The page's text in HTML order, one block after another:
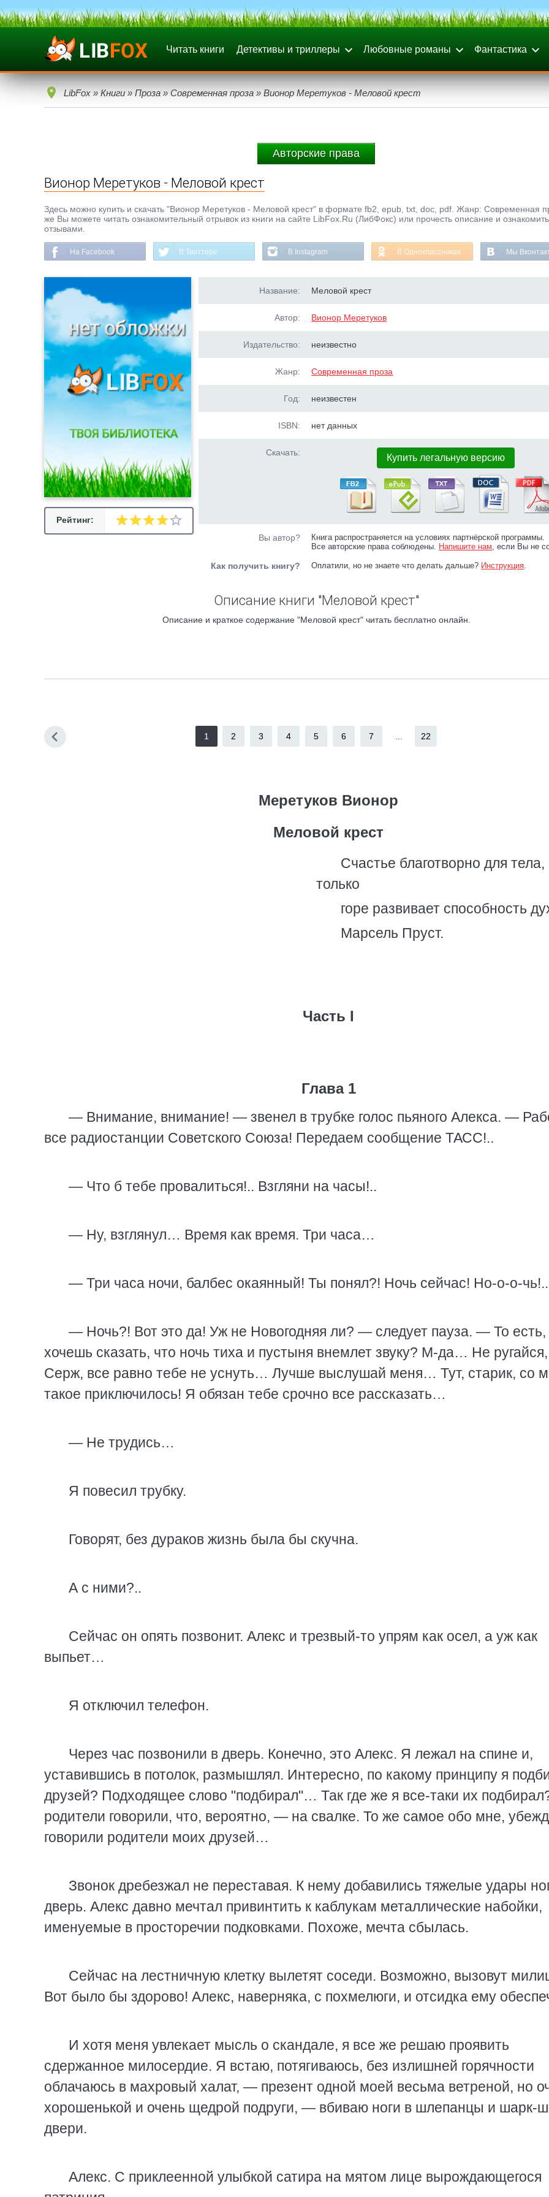
Читать книги Детективы и триллеры Любовные романы Фантастика
LibFox » Книги » Проза » Современная проза » Вионор Меретуков - Меловой крест
Авторские права
Вионор Меретуков - Меловой крест
Здесь можно купить и скачать "Вионор Меретуков - Меловой крест" в формате fb2, epub, txt, doc, pdf. Жанр: Современная
же Вы можете читать ознакомительный отрывок из книги на сайте LibFox.Ru (ЛибФокс) или прочесть описание и
отзывами.
На Facebook В Твиттере В Instagram В Одноклассниках Мы
Рейтинг:
Название: Меловой крест
Автор: Вионор Меретуков
Издательство: неизвестно
Жанр: Современная проза
Год: неизвестен
ISBN: нет данных
Скачать: Купить легальную версию
Вы автор?
Книга распространяется на условиях партнёрской программы.
Все авторские права соблюдены. Напишите нам, если Вы не
Как получить книгу? Оплатили, но не знаете что делать дальше? Инструкция.
Описание книги "Меловой крест"
Описание и краткое содержание "Меловой крест" читать бесплатно онлайн.
1 2 3 4 5 6 7 22
Меретуков Вионор
Меловой крест
Счастье благотворно для тела,
только
горе развивает способность
Марсель Пруст.
Часть I
Глава 1
— Внимание, внимание! — звенел в трубке голос пьяного Алекса. —
все радиостанции Советского Союза! Передаем сообщение ТАСС!..
— Что б тебе провалиться!.. Взгляни на часы!..
— Ну, взглянул… Время как время. Три часа…
— Три часа ночи, балбес окаянный! Ты понял?! Ночь сейчас! Но-о-о-чь!..
— Ночь?! Вот это да! Уж не Новогодняя ли? — следует пауза. — То
хочешь сказать, что ночь тиха и пустыня внемлет звуку? М-да… Не ругайся,
Серж, все равно тебе не уснуть… Лучше выслушай меня… Тут, старик, со
такое приключилось! Я обязан тебе срочно все рассказать…
— Не трудись…
Я повесил трубку.
Говорят, без дураков жизнь была бы скучна.
А с ними?..
Сейчас он опять позвонит. Алекс и трезвый-то упрям как осел, а уж как
выпьет…
Я отключил телефон.
Через час позвонили в дверь. Конечно, это Алекс. Я лежал на спине и,
уставившись в потолок, размышлял. Интересно, по какому принципу я
друзей? Подходящее слово "подбирал"… Так где же я все-таки их
родители говорили, что, вероятно, — на свалке. То же самое обо мне,
говорили родители моих друзей…
Звонок дребезжал не переставая. К нему добавились тяжелые удары
дверь. Алекс давно мечтал привинтить к каблукам металлические набойки,
именуемые в просторечии подковками. Похоже, мечта сбылась.
Сейчас на лестничную клетку вылетят соседи. Возможно, вызовут
Вот было бы здорово! Алекс, наверняка, с похмелюги, и отсидка ему
И хотя меня увлекает мысль о скандале, я все же решаю проявить
сдержанное милосердие. Я встаю, потягиваюсь, без излишней горячности
облачаюсь в махровый халат, — презент одной моей весьма ветреной, но
хорошенькой и очень щедрой подруги, — вбиваю ноги в шлепанцы и шарк-
двери.
Алекс. С приклеенной улыбкой сатира на мятом лице вырождающегося